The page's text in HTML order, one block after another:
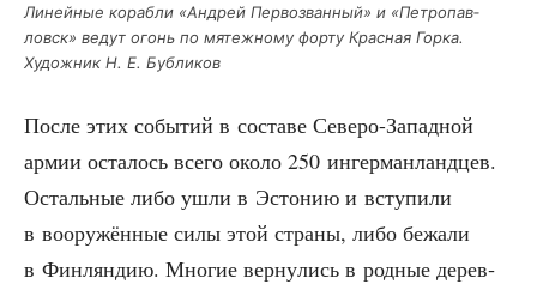
Линей­ные кораб­ли «Андрей Пер­во­зван­ный» и «Пет­ро­пав­
ловск» ведут огонь по мятеж­но­му фор­ту Крас­ная Гор­ка.
Худож­ник Н. Е. Бубликов
После этих собы­тий в соста­ве Севе­ро-Запад­ной
армии оста­лось все­го око­ло 250 ингер­ман­ланд­цев.
Осталь­ные либо ушли в Эсто­нию и всту­пи­ли
в воору­жён­ные силы этой стра­ны, либо бежа­ли
в Фин­лян­дию. Мно­гие вер­ну­лись в род­ные дерев­